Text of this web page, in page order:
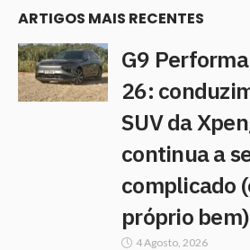
ARTIGOS MAIS RECENTES
G9
26:
SUV da
continua a
complicado
próprio bem)
4 Agosto, 2026